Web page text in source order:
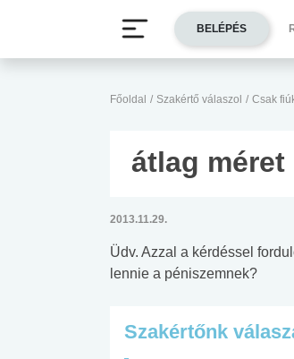
Főoldal / Szakértő válaszol / Csak
átlag méret
2013.11.29.
Üdv. Azzal a kérdéssel
lennie a péniszemnek?
Szakértőnk
BELÉPÉS